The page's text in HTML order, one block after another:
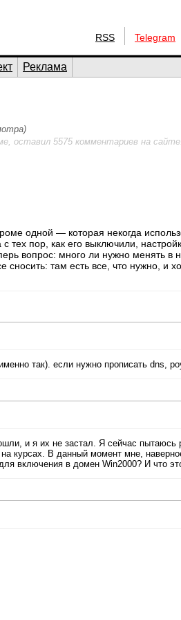
RSS Telegram
Реклама
оставил 5575 комментариев на сайте.
одной — которая некогда
тех пор, как его выключили,
вопрос: много ли нужно менять в
там есть все, что нужно, и
так). если нужно прописать dns,
и я их не застал. Я сейчас пытаюсь
курсах. В данный момент мне,
включения в домен Win2000? И что